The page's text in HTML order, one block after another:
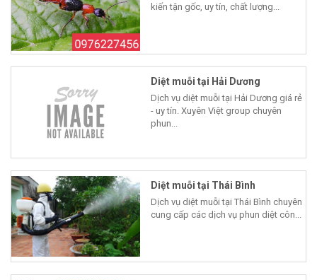
kiến tận gốc, uy tín, chất lượng...
Diệt muỗi tại Hải Dương
Dịch vụ diệt muỗi tại Hải Dương giá rẻ
- uy tín. Xuyên Việt group chuyên
phun...
Diệt muỗi tại Thái Bình
Dịch vụ diệt muỗi tại Thái Bình chuyên
cung cấp các dịch vụ phun diệt côn...